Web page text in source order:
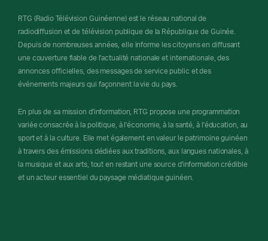
RTG (Radio Télévision Guinéenne) est le réseau national de
radiodiffusion et de télévision publique de la République de Guinée.
Depuis de nombreuses années, elle informe les citoyens en diffusant
une couverture fiable de l'actualité nationale et internationale, des
annonces officielles, des messages de service public et des
événements majeurs qui façonnent la vie du pays.
En plus de sa mission d'information, RTG propose une programmation
variée consacrée à la politique, à l'économie, à la santé, à l'éducation, au
sport et à la culture. Elle met également en valeur le patrimoine guinéen
à travers des émissions dédiées aux traditions, aux langues nationales, à
la musique et aux arts, tout en restant une source d'information crédible
et un acteur essentiel du paysage médiatique guinéen.